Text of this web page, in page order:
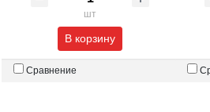
шт
В корзину
Сравнение